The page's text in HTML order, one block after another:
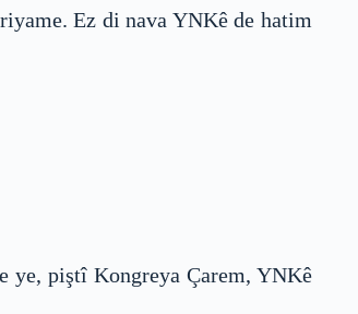
Ez di nava YNKê de hatim
piştî Kongreya Çarem, YNKê